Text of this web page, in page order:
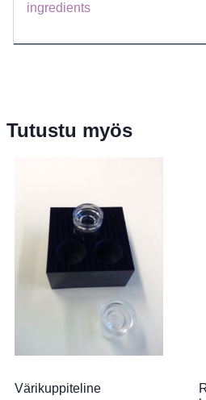
ingredients
Tutustu myös
Värikuppiteline